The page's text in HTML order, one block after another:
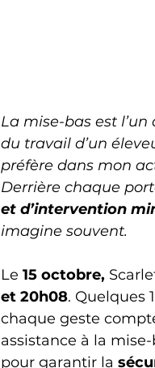
La mise-bas est
du travail d’un
préfère dans mon
Derrière chaque
et d’intervention
imagine souvent.
Le 15 octobre,
et 20h08. Quelques
chaque geste
assistance à la
pour garantir la